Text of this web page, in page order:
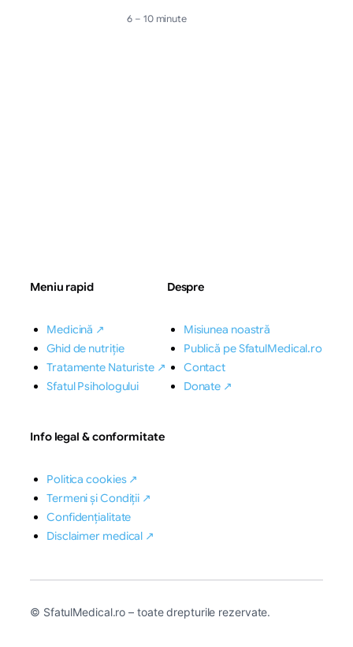
6 – 10 minute
Meniu rapid
Medicină ↗
Ghid de nutriție
Tratamente Naturiste ↗
Sfatul Psihologului
Despre
Misiunea noastră
Publică pe SfatulMedical.ro
Contact
Donate ↗
Info legal & conformitate
Politica cookies ↗
Termeni și Condiții ↗
Confidențialitate
Disclaimer medical ↗
© SfatulMedical.ro – toate drepturile rezervate.